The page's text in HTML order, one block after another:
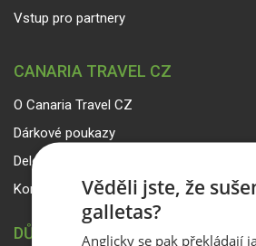
Vstup pro partnery
CANARIA TRAVEL CZ
O Canaria Travel CZ
Dárkové poukazy
Delegáti
Kontakty
DŮLEŽITÉ INFORMACE
Věděli jste, že
galletas?
Anglicky se pak překládají